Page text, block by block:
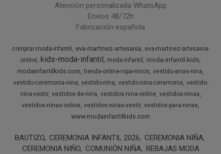
Atención personalizada WhatsApp
Envíos 48/72h
Fabricación española
comprar-moda-infantil eva-martinez-artesania
eva-martinez-artesania-
online kids-moda-infantil moda-infantil
moda-infantil-kids
modainfantilkids.com tienda-online-ropa-ninos vestido-arras-nina
vestido-ceremonia-nina vestido-nina vestido-nina-ceremonia vestido-
nina-vestir vestidos-de-nina vestidos-nina-online vestidos-ninas
vestidos-ninas-online vestidos-ninas-vestir vestidos-para-ninas
www.modainfantilkids.com
BAUTIZO CEREMONIA INFANTIL 2026
CEREMONIA NIÑA
CEREMONIA NIÑO COMUNIÓN NIÑA REBAJAS MODA